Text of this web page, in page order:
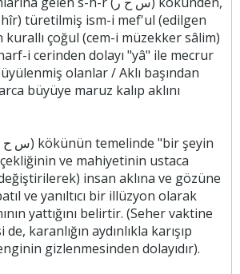
türetilmiş ism-i mef'ul (edilgen
çoğul (cem-i müzekker sâlim)
i cerinden dolayı "yâ" ile mecrur
olanlar / Aklı başından
büyüye maruz kalıp aklını
ve mahiyetinin ustaca
insan aklına ve gözüne
ve yanıltıcı bir illüzyon olarak
yattığını belirtir. (Seher vaktine
karanlığın aydınlıkla karışıp
gizlenmesinden dolayıdır).